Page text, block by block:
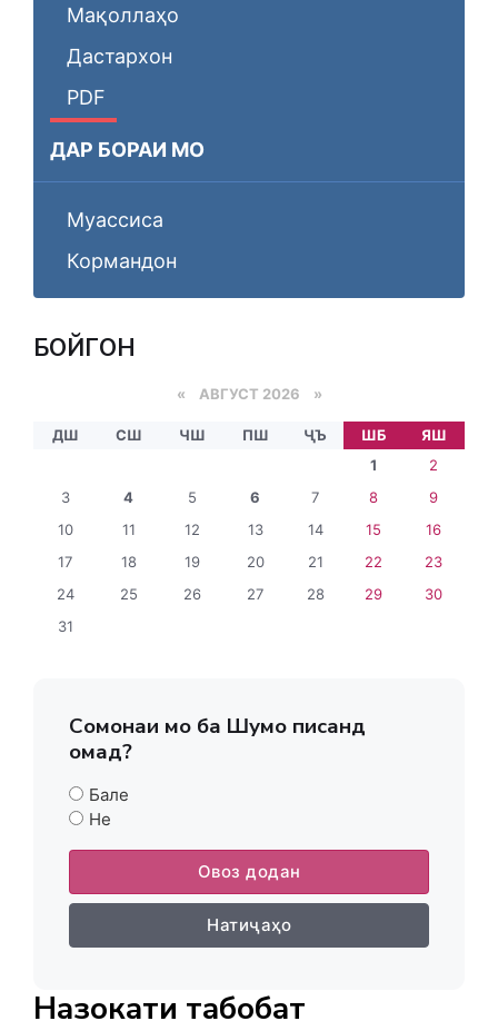
Мақоллаҳо
Дастархон
PDF
ДАР БОРАИ МО
Муассиса
Кормандон
БОЙГОНӢ
« АВГУСТ 2026 »
ДШ СШ ЧШ ПШ ҶЪ ШБ
ЯШ
1
2
3
4 5 6 7 8
9
10
11 12 13 14 15
16
17
18 19 20 21 22
23
24
25 26 27 28 29
30
31
Сомонаи мо ба Шумо писанд
омад?
Бале
Не
Овоз додан
Натиҷаҳо
Назокати табобат